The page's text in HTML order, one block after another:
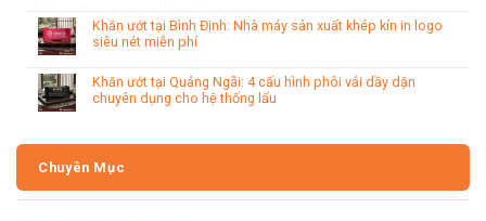
Khăn ướt tại Bình Định: Nhà máy sản xuất khép kín in logo
siêu nét miễn phí
Khăn ướt tại Quảng Ngãi: 4 cấu hình phôi vải dầy dặn
chuyên dụng cho hệ thống lẩu
Chuyên Mục